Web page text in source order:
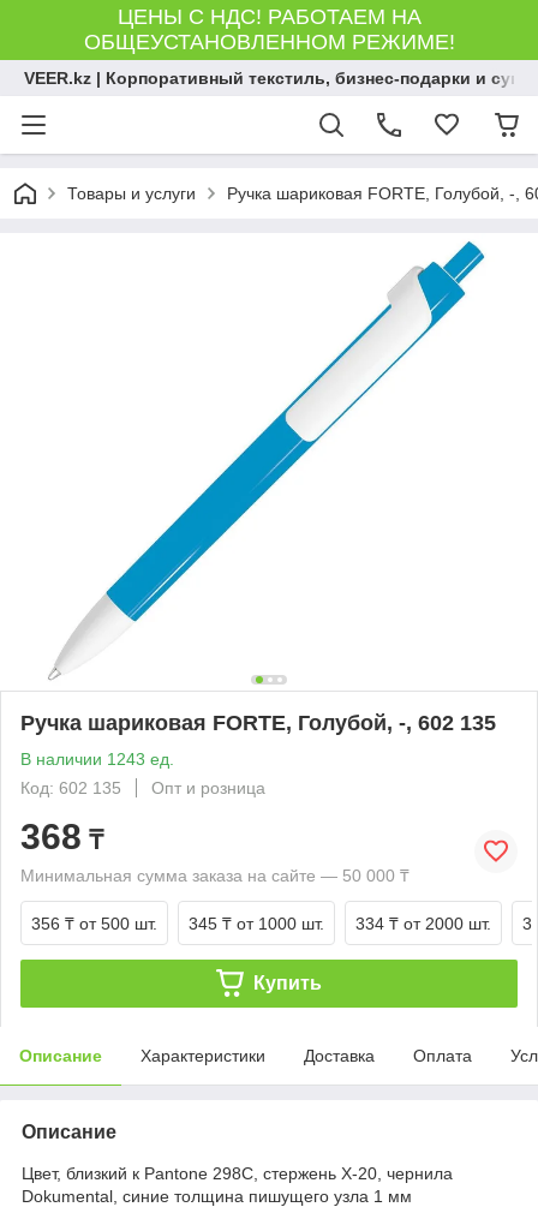
ЦЕНЫ С НДС! РАБОТАЕМ НА
ОБЩЕУСТАНОВЛЕННОМ РЕЖИМЕ!
VEER.kz | Корпоративный текстиль, бизнес-подарки и
Товары и услуги Ручка шариковая FORTE, Голубой, -,
Ручка шариковая FORTE, Голубой, -, 602 135
В наличии 1243 ед.
Код: 602 135
Опт и розница
368 ₸
Минимальная сумма заказа на сайте — 50 000 ₸
356 ₸ от 500 шт. 345 ₸ от 1000 шт. 334 ₸ от 2000 шт.
Купить
Описание Характеристики Доставка Оплата
Описание
Цвет, близкий к Pantone 298C, стержень Х-20, чернила
Dokumental, синие толщина пишущего узла 1 мм